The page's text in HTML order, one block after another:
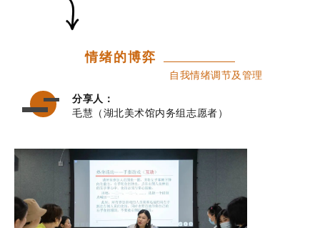
情绪的博弈
自我情绪调节及管理
分享人：
毛慧（湖北美术馆内务组志愿者）